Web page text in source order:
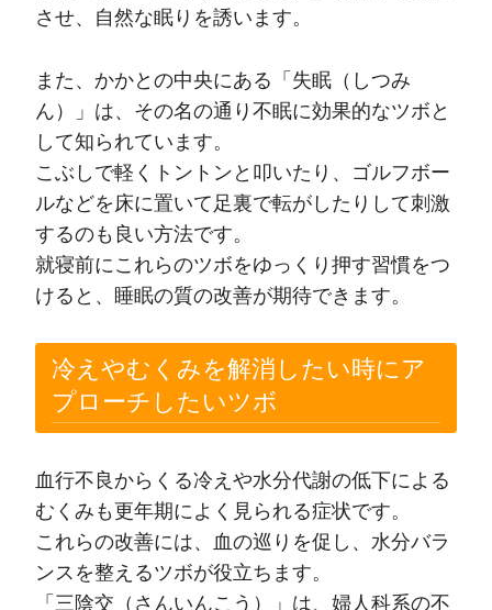
させ、自然な眠りを誘います。
また、かかとの中央にある「失眠（しつみ
ん）」は、その名の通り不眠に効果的なツボと
して知られています。
こぶしで軽くトントンと叩いたり、ゴルフボー
ルなどを床に置いて足裏で転がしたりして刺激
するのも良い方法です。
就寝前にこれらのツボをゆっくり押す習慣をつ
けると、睡眠の質の改善が期待できます。
冷えやむくみを解消したい時にア
プローチしたいツボ
血行不良からくる冷えや水分代謝の低下による
むくみも更年期によく見られる症状です。
これらの改善には、血の巡りを促し、水分バラ
ンスを整えるツボが役立ちます。
「三陰交（さんいんこう）」は、婦人科系の不